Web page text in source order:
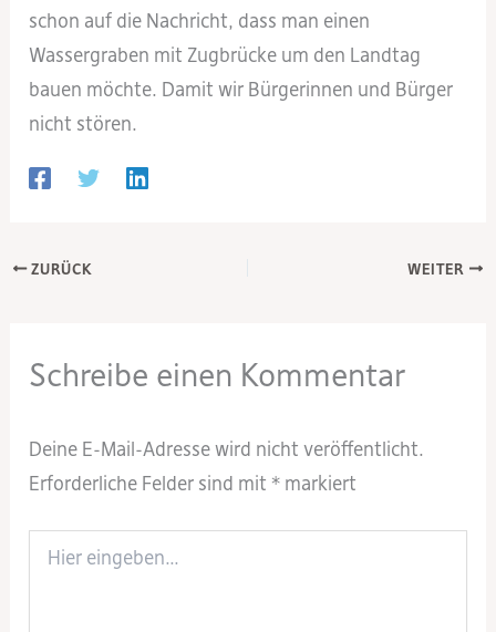
schon auf die Nachricht, dass man einen
Wassergraben mit Zugbrücke um den Landtag
bauen möchte. Damit wir Bürgerinnen und Bürger
nicht stören.
ZURÜCK WEITER
Schreibe einen Kommentar
Deine E-Mail-Adresse wird nicht veröffentlicht.
Erforderliche Felder sind mit * markiert
eingeben…